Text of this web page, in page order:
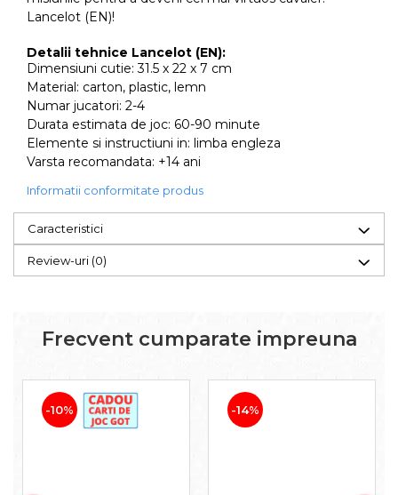
Lancelot (EN)!
Detalii tehnice Lancelot (EN):
Dimensiuni cutie: 31.5 x 22 x 7 cm
Material: carton, plastic, lemn
Numar jucatori: 2-4
Durata estimata de joc: 60-90 minute
Elemente si instructiuni in: limba engleza
Varsta recomandata: +14 ani
Informatii conformitate produs
Caracteristici
Review-uri (0)
Frecvent cumparate impreuna
-10% -14%